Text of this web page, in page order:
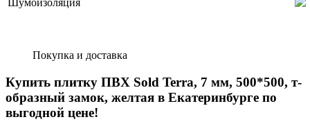
Покупка и доставка
Купить плитку ПВХ Sold Terra, 7 мм, 500*500, т-
образный замок, желтая в Екатеринбурге по
выгодной цене!